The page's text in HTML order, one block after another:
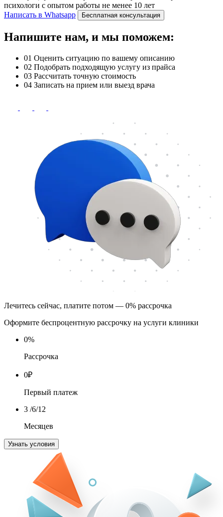
психологи с опытом работы не менее 10 лет
Написать в Whatsapp
Бесплатная консультация
Напишите нам, и мы поможем:
01 Оценить ситуацию по вашему описанию
02 Подобрать подходящую услугу из прайса
03 Рассчитать точную стоимость
04 Записать на прием или выезд врача
Лечитесь сейчас, платите потом — 0% рассрочка
Оформите беспроцентную рассрочку на услуги клиники
0%
Рассрочка
0₽
Первый платеж
3 /6/12
Месяцев
Узнать условия